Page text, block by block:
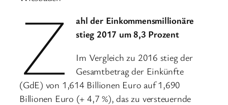
Z
ahl der Einkommensmillionäre
stieg 2017 um 8,3 Prozent
Im Vergleich zu 2016 stieg der
Gesamtbetrag der Einkünfte
(GdE) von 1,614 Billionen Euro auf 1,690
Billionen Euro (+ 4,7 %), das zu versteuernde